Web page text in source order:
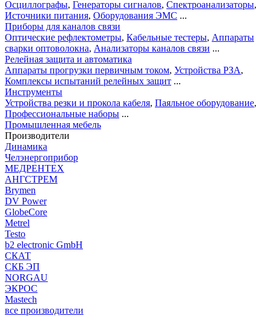
Осциллографы, Генераторы сигналов, Спектроанализаторы,
Источники питания, Оборудования ЭМС ...
Приборы для каналов связи
Оптические рефлектометры, Кабельные тестеры, Аппараты
сварки оптоволокна, Анализаторы каналов связи ...
Релейная защита и автоматика
Аппараты прогрузки первичным током, Устройства РЗА,
Комплексы испытаний релейных защит ...
Инструменты
Устройства резки и прокола кабеля, Паяльное оборудование,
Профессиональные наборы ...
Промышленная мебель
Производители
Динамика
Челэнергоприбор
МЕДРЕНТЕХ
АНГСТРЕМ
Brymen
DV Power
GlobeCore
Metrel
Testo
b2 electronic GmbH
СКАТ
СКБ ЭП
NORGAU
ЭКРОС
Mastech
все производители